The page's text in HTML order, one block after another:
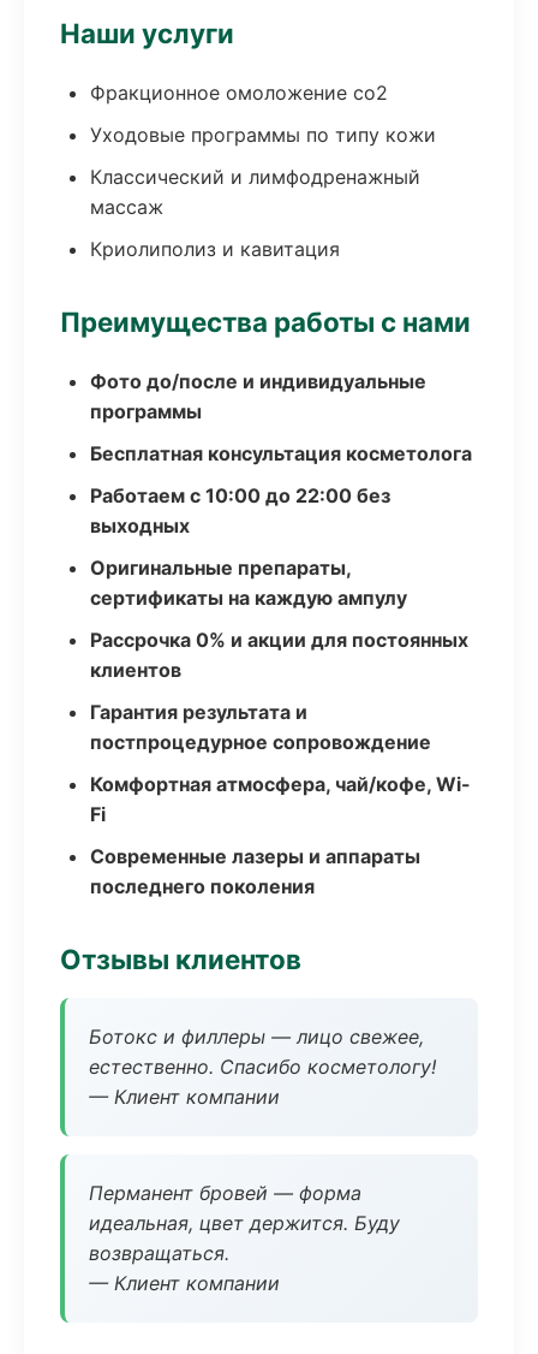
Наши услуги
Фракционное омоложение co2
Уходовые программы по типу кожи
Классический и лимфодренажный
массаж
Криолиполиз и кавитация
Преимущества работы с нами
Фото до/после и индивидуальные
программы
Бесплатная консультация косметолога
Работаем с 10:00 до 22:00 без
выходных
Оригинальные препараты,
сертификаты на каждую ампулу
Рассрочка 0% и акции для постоянных
клиентов
Гарантия результата и
постпроцедурное сопровождение
Комфортная атмосфера, чай/кофе, Wi-
Fi
Современные лазеры и аппараты
последнего поколения
Отзывы клиентов
Ботокс и филлеры — лицо свежее,
естественно. Спасибо косметологу!
— Клиент компании
Перманент бровей — форма
идеальная, цвет держится. Буду
возвращаться.
— Клиент компании